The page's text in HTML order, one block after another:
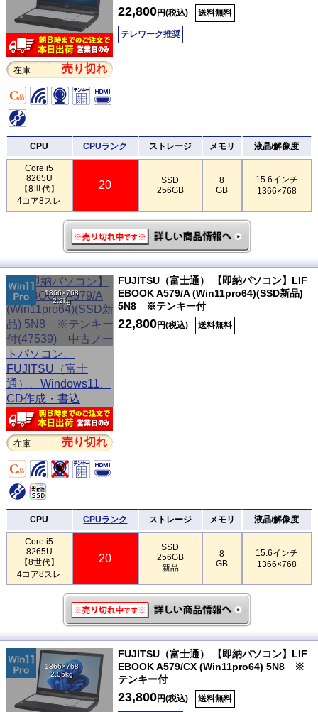
在庫 売り切れ
22,800円(税込) 送料無料
テレワーク推奨
CPU CPUランク ストレージ メモリ 液晶/解像度
Core i5
8265U
【8世代】
4コア8スレ
20
SSD
256GB
8
GB
15.6インチ
1366×768
1366×768
2.2kg
在庫 売り切れ
FUJITSU（富士通） 【即納パソコン】LIF
EBOOK A579/A (Win11pro64)(SSD新品)
5N8 ※テンキー付
22,800円(税込) 送料無料
CPU CPUランク ストレージ メモリ 液晶/解像度
Core i5
8265U
【8世代】
4コア8スレ
20
SSD
256GB
新品
8
GB
15.6インチ
1366×768
1366×768
2.05kg
FUJITSU（富士通） 【即納パソコン】LIF
EBOOK A579/CX (Win11pro64) 5N8 ※
テンキー付
23,800円(税込) 送料無料